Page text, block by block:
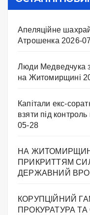
Апеляційне
Атрошенка 2026-
Люди Медведчука
на Житомирщині
Капітали екс-
взяти під
05-28
НА
ПРИКРИТТЯМ
ДЕРЖАВНИЙ
КОРУПЦІЙНИЙ
ПРОКУРАТУРА